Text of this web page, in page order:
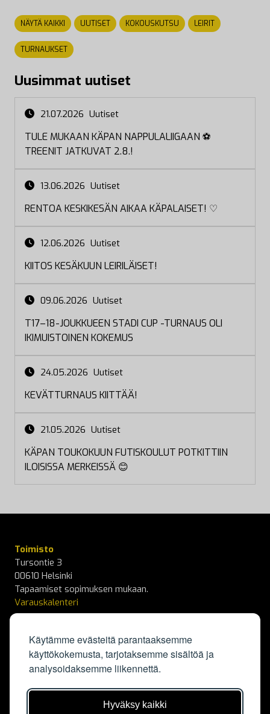
Käytämme evästeitä parantaaksemme
käyttökokemusta, tarjotaksemme sisältöä ja
analysoidaksemme liikennettä.
Hyväksy kaikki
NÄYTÄ KAIKKI UUTISET KOKOUSKUTSU LEIRIT
TURNAUKSET
Uusimmat uutiset
21.07.2026 Uutiset
TULE MUKAAN KÄPAN NAPPULALIIGAAN ⚽
TREENIT JATKUVAT 2.8.!
13.06.2026 Uutiset
RENTOA KESKIKESÄN AIKAA KÄPALAISET! ♡
12.06.2026 Uutiset
KIITOS KESÄKUUN LEIRILÄISET!
09.06.2026 Uutiset
T17–18-JOUKKUEEN STADI CUP -TURNAUS OLI
IKIMUISTOINEN KOKEMUS
24.05.2026 Uutiset
KEVÄTTURNAUS KIITTÄÄ!
21.05.2026 Uutiset
KÄPAN TOUKOKUUN FUTISKOULUT POTKITTIIN
ILOISISSA MERKEISSÄ 😊
Toimisto
Tursontie 3
00610 Helsinki
Tapaamiset sopimuksen mukaan.
Varauskalenteri
KäPa Campus
Elisabeth Kochin tie 3
Kalenteri